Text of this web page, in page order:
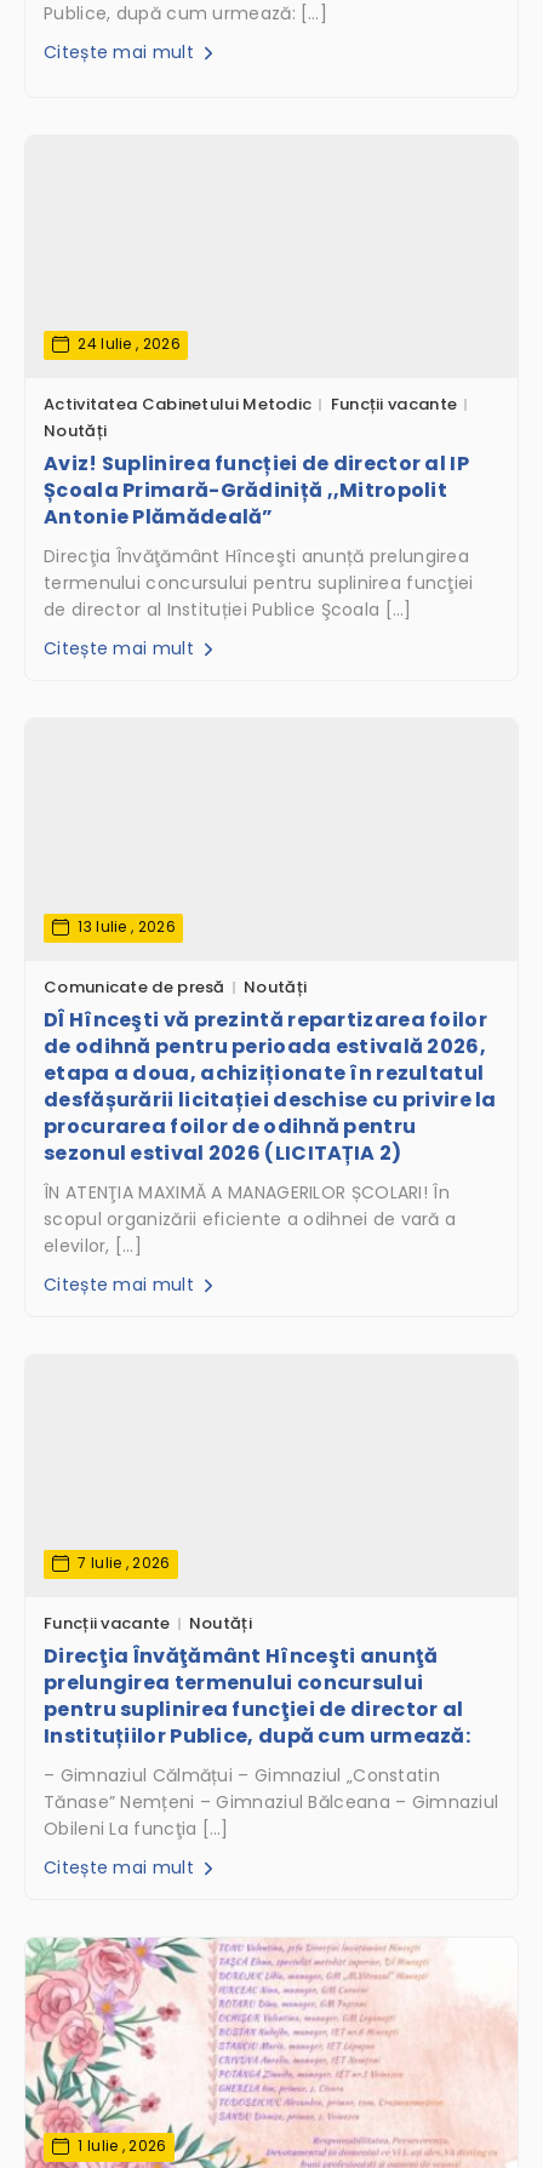
Publice, după cum urmează: […]
Citește mai mult
24 Iulie , 2026
Activitatea Cabinetului Metodic
Funcții vacante
Noutăți
Aviz! Suplinirea funcției de director al IP
Școala Primară-Grădiniță ,,Mitropolit
Antonie Plămădeală”
Direcţia Învăţământ Hînceşti anunță prelungirea
termenului concursului pentru suplinirea funcţiei
de director al Instituției Publice Şcoala […]
Citește mai mult
13 Iulie , 2026
Comunicate de presă Noutăți
DÎ Hînceşti vă prezintă repartizarea foilor
de odihnă pentru perioada estivală 2026,
etapa a doua, achiziționate în rezultatul
desfășurării licitației deschise cu privire la
procurarea foilor de odihnă pentru
sezonul estival 2026 (LICITAȚIA 2)
ÎN ATENŢIA MAXIMĂ A MANAGERILOR ȘCOLARI! În
scopul organizării eficiente a odihnei de vară a
elevilor, […]
Citește mai mult
7 Iulie , 2026
Funcții vacante Noutăți
Direcţia Învăţământ Hînceşti anunţă
prelungirea termenului concursului
pentru suplinirea funcţiei de director al
Instituțiilor Publice, după cum urmează:
– Gimnaziul Călmățui – Gimnaziul „Constatin
Tănase” Nemțeni – Gimnaziul Bălceana – Gimnaziul
Obileni La funcţia […]
Citește mai mult
1 Iulie , 2026